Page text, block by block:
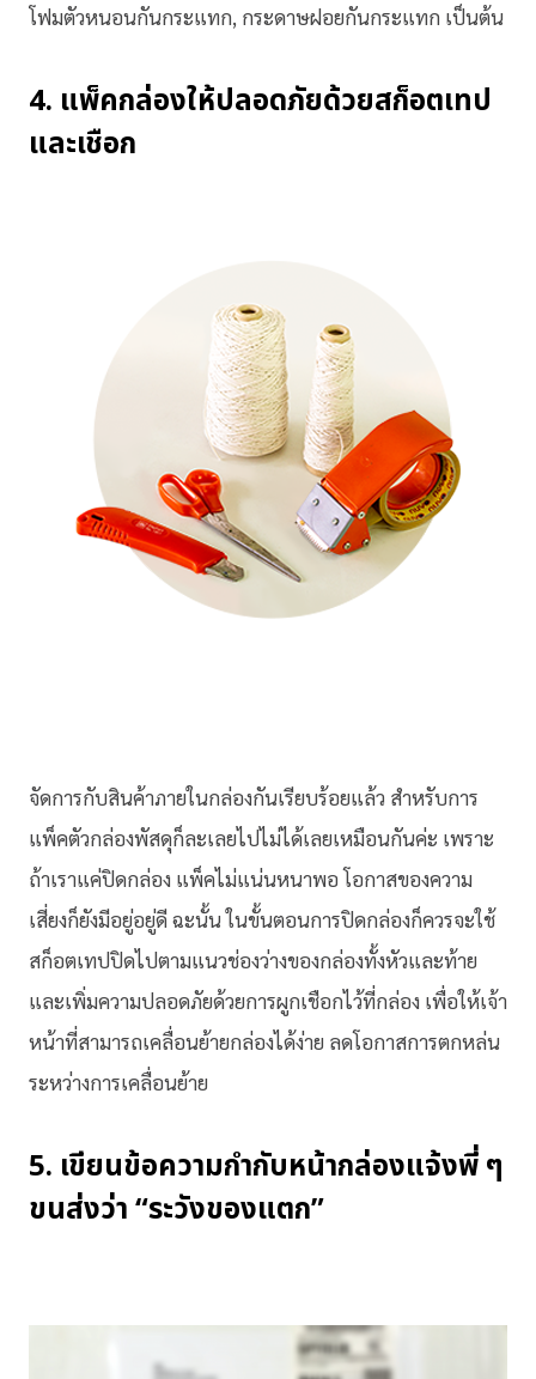
โฟมตัวหนอนกันกระแทก, กระดาษฝอยกันกระแทก เป็นต้น
4. แพ็คกล่องให้ปลอดภัยด้วยสก็อตเทป
และเชือก
จัดการกับสินค้าภายในกล่องกันเรียบร้อยแล้ว สำหรับการ
แพ็คตัวกล่องพัสดุก็ละเลยไปไม่ได้เลยเหมือนกันค่ะ เพราะ
ถ้าเราแค่ปิดกล่อง แพ็คไม่แน่นหนาพอ โอกาสของความ
เสี่ยงก็ยังมีอยู่อยู่ดี ฉะนั้น ในขั้นตอนการปิดกล่องก็ควรจะใช้
สก็อตเทปปิดไปตามแนวช่องว่างของกล่องทั้งหัวและท้าย
และเพิ่มความปลอดภัยด้วยการผูกเชือกไว้ที่กล่อง เพื่อให้เจ้า
หน้าที่สามารถเคลื่อนย้ายกล่องได้ง่าย ลดโอกาสการตกหล่น
ระหว่างการเคลื่อนย้าย
5. เขียนข้อความกำกับหน้ากล่องแจ้งพี่ ๆ
ขนส่งว่า “ระวังของแตก”